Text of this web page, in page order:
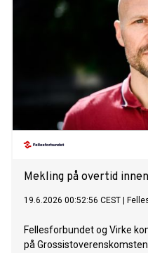
Mekling på overtid
19.6.2026 00:52:56 CEST
Fellesforbundet og Virke
på